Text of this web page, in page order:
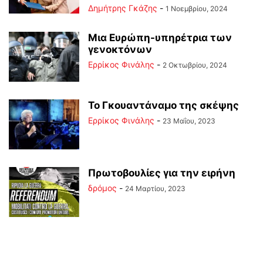
Δημήτρης Γκάζης - 1 Νοεμβρίου, 2024
Μια Ευρώπη-υπηρέτρια των
γενοκτόνων
Ερρίκος Φινάλης - 2 Οκτωβρίου, 2024
Το Γκουαντάναμο της σκέψης
Ερρίκος Φινάλης - 23 Μαΐου, 2023
Πρωτοβουλίες για την ειρήνη
δρόμος - 24 Μαρτίου, 2023